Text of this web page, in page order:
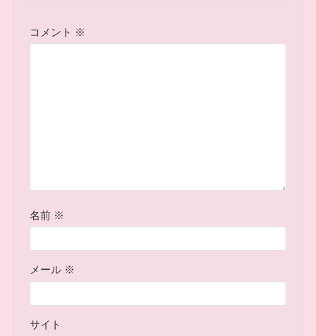
コメント ※
名前 ※
メール ※
サイト